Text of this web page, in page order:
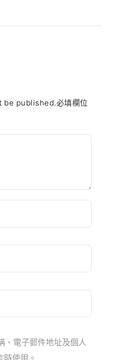
published.必填欄位
、電子郵件地址及個人